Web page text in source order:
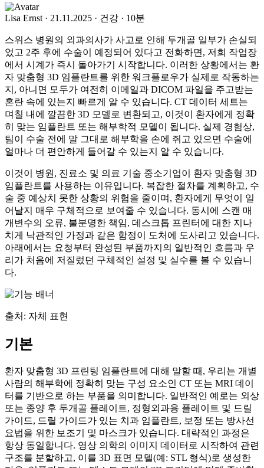
Lisa Ernst · 21.11.2025 · 건강 · 10분
스위스 병원의 외과의사가 사고로 인해 두개골 일부가 손실되
었고 2주 후에 수술이 예정되어 있다고 전화하면, 저희 작업장
에서 시계가 즉시 돌아가기 시작합니다. 이러한 상황에서는 환
자 맞춤형 3D 임플란트를 위한 워크플로우가 실제로 작동하는
지, 아니면 모두가 여전히 이메일과 DICOM 파일을 주고받는
혼란 속에 있는지 빠르게 알 수 있습니다. CT 데이터 세트는
며칠 내에 깔끔한 3D 모델로 변환되고, 이것이 환자에게 정확
히 맞는 임플란트 또는 해부학적 모델이 됩니다. 실제 경험상,
팀이 수술 전에 말 그대로 해부학을 손에 쥐고 있으면 수술에
얼마나 더 편안하게 들어갈 수 있는지 알 수 있습니다.
이것이 병원, 진료소 및 의료 기술 중소기업이 환자 맞춤형 3D
임플란트를 사용하는 이유입니다. 복잡한 절차를 계획하고, 수
술 중 예상치 못한 상황의 위험을 줄이며, 환자에게 무엇이 일
어날지 매우 구체적으로 보여줄 수 있습니다. 동시에 스캔 매
개변수의 오류, 불분명한 책임, 데스크톱 프린터에 대한 지나
치게 낙관적인 가정과 같은 함정이 도처에 도사리고 있습니다.
아래에서는 요청부터 완성된 부품까지의 일반적인 흐름과 우
리가 처음에 저질렀던 구체적인 설정 및 실수를 볼 수 있습니
다.
출처: 자체 표현
기본
환자 맞춤형 3D 프린팅 임플란트에 대해 말할 때, 우리는 개별
사람의 해부학에 정확히 맞는 구성 요소인 CT 또는 MRI 데이
터를 기반으로 하는 부품을 의미합니다. 일반적인 예로는 외상
또는 종양 후 두개골 플레이트, 정형외과용 플레이트 및 드릴
가이드, 드릴 가이드가 있는 치과 임플란트, 보정 또는 방사선
요법을 위한 보조기 및 마스크가 있습니다. 대략적인 과정은
항상 동일합니다. 영상 의학의 이미지 데이터로 시작하여 관련
구조를 분할하고, 이를 3D 표면 모델(예: STL 형식)로 생성한